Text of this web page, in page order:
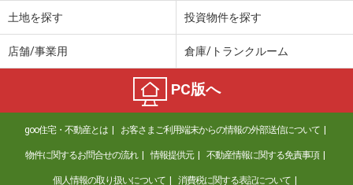
土地を探す 投資物件を探す
店舗/事業用 倉庫/トランクルーム
PC版へ
goo住宅・不動産とは お客さまご利用端末からの情報の外部送信について
物件に関するお問合せの流れ 情報提供元 不動産情報に関する免責事項
個人情報の取り扱いについて 消費税に関する表記について